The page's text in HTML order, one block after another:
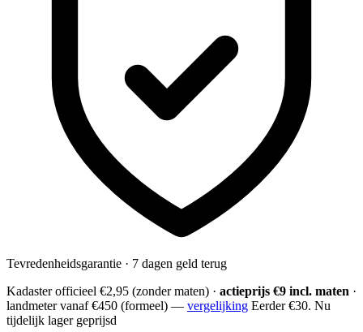
Tevredenheidsgarantie · 7 dagen geld terug
Kadaster officieel €2,95 (zonder maten) · actieprijs €9 incl. maten ·
landmetervanaf €450 (formeel) — vergelijking Eerder €30. Nu
tijdelijk lager geprijsd